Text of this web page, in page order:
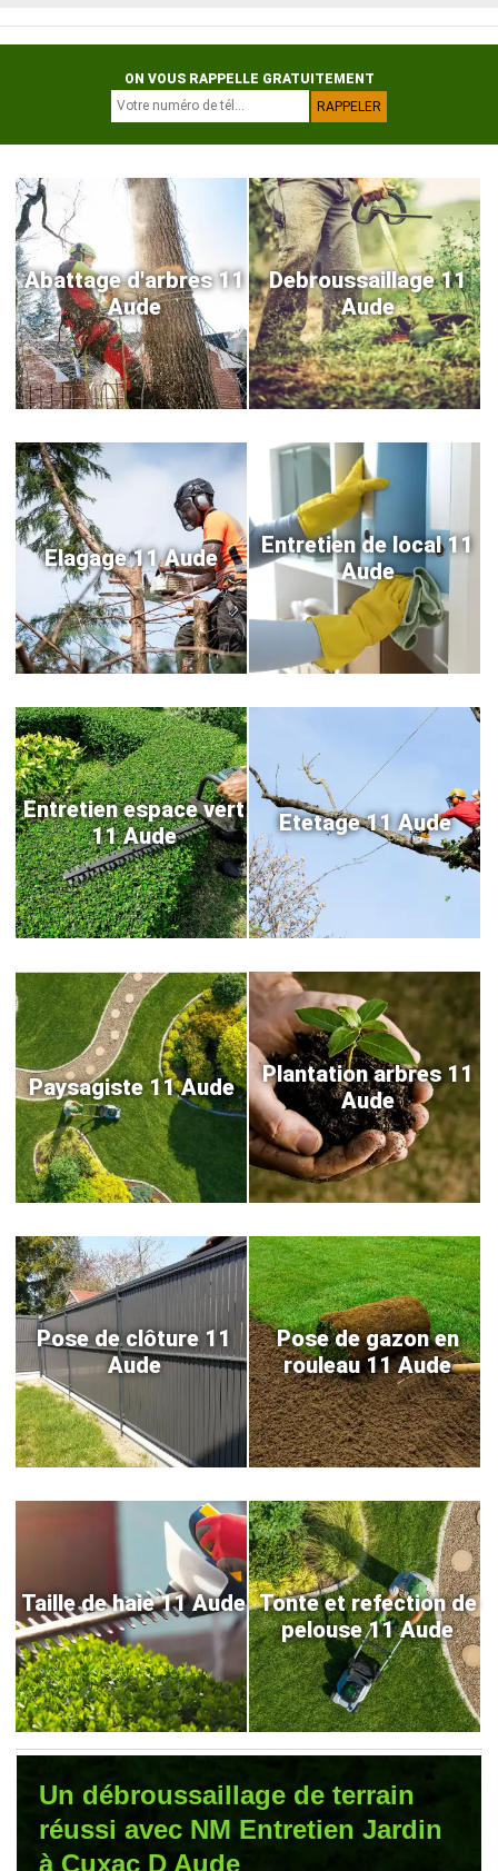
ON VOUS RAPPELLE GRATUITEMENT
Abattage d'arbres 11
Aude
Debroussaillage 11
Aude
Elagage 11 Aude
Entretien de local 11
Aude
Entretien espace vert
11 Aude
Etetage 11 Aude
Paysagiste 11 Aude
Plantation arbres 11
Aude
Pose de clôture 11
Aude
Pose de gazon en
rouleau 11 Aude
Taille de haie 11 Aude Tonte et refection de
pelouse 11 Aude
Un débroussaillage de terrain
réussi avec NM Entretien Jardin
à Cuxac D Aude